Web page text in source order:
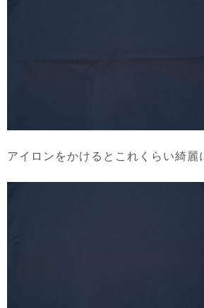
アイロンをかけるとこれくらい綺麗